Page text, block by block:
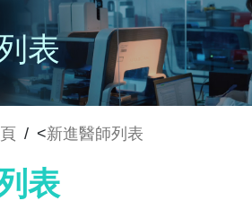
表
/ <新進醫師列表
表